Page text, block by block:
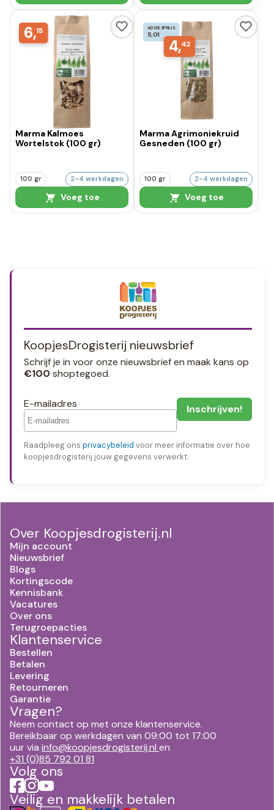
6,15
Marma Kalmoes
Wortelstok (100 gr)
100 gr 2-4 werkdagen
Voeg toe
ADVIESPRIJS
5,01
4,42
Marma Agrimoniekruid
Gesneden (100 gr)
100 gr 2-4 werkdagen
Voeg toe
KoopjesDrogisterij nieuwsbrief
Schrijf je in voor onze nieuwsbrief en maak kans op
€100 shoptegoed.
E-mailadres
Raadpleeg ons privacybeleid voor meer informatie over hoe
koopjesdrogisterij jouw gegevens verwerkt.
Over Koopjesdrogisterij.nl
Mijn account
Nieuwsbrief
Blogs
Kortingscode
Kennisbank
Vacatures
Over ons
Terugroepacties
Klantenservice
Bestellen
Betalen
Levering
Retourneren
Garantie
Vragen?
Neem contact op met onze klantenservice.
Bereikbaar op werkdagen van 09:00 tot 17:00
uur via info@koopjesdrogisterij.nl en
+31 (0)85 792 01 81
Volg ons
Veilig en makkelijk betalen